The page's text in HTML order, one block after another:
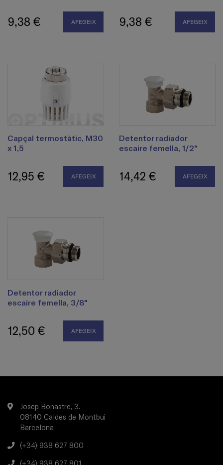
9,38 € AFEGEIX 9,38 € AFEGEIX
Capçal termostàtic, M30
x 1,5
12,95 € AFEGEIX
Detentor radiador
escaire femella, 1/2"
14,42 € AFEGEIX
Detentor radiador
escaire femella, 3/8"
12,50 € AFEGEIX
Josep Bonastre, 3.
08140 Caldes de Montbui
Barcelona
(+34) 938 627 800